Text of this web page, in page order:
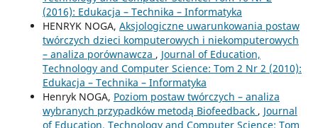
(2016): Edukacja – Technika – Informatyka
HENRYK NOGA, Aksjologiczne uwarunkowania postaw
twórczych dzieci komputerowych i niekomputerowych
– analiza porównawcza , Journal of Education,
Technology and Computer Science: Tom 2 Nr 2 (2010):
Edukacja – Technika – Informatyka
Henryk NOGA, Poziom postaw twórczych – analiza
wybranych przypadków metodą Biofeedback , Journal
of Education, Technology and Computer Science: Tom